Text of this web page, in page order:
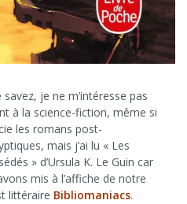
savez, je ne m’intéresse pas
à la science-fiction, même si
les romans post-
mais j’ai lu « Les
» d’Ursula K. Le Guin car
mis à l’affiche de notre
littéraire Bibliomaniacs.